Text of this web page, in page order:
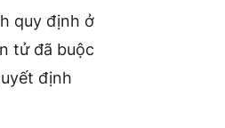
quy định ở
tử đã buộc
định